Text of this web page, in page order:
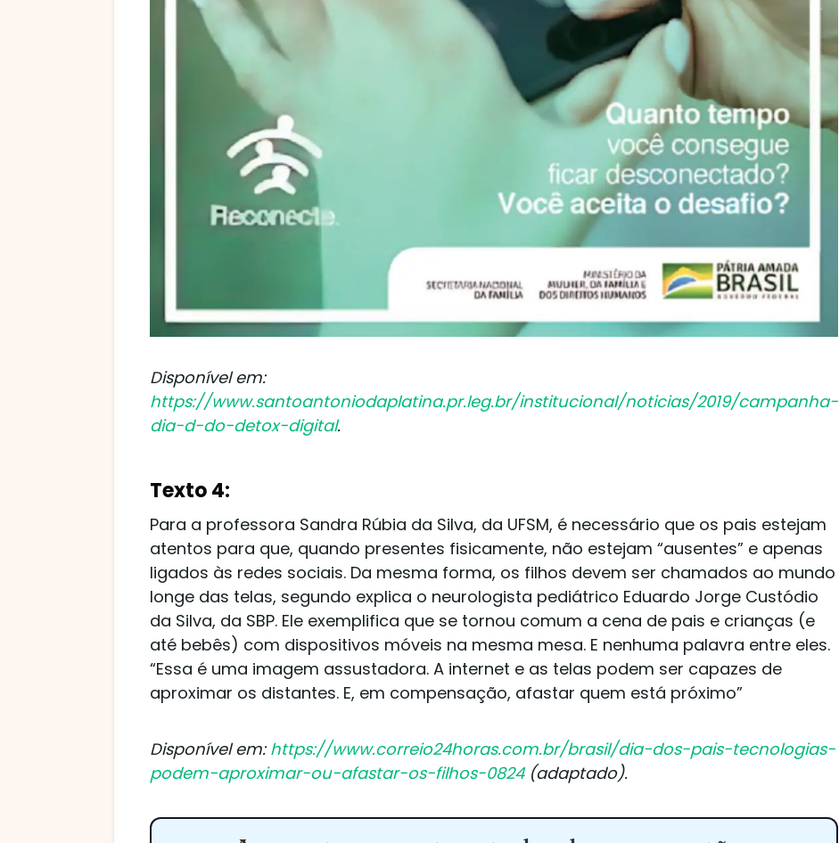
Disponível em:
https://www.santoantoniodaplatina.pr.leg.br/institucional/noticias/2019/campanha-
dia-d-do-detox-digital.
Texto 4:
Para a professora Sandra Rúbia da Silva, da UFSM, é necessário que os pais estejam
atentos para que, quando presentes fisicamente, não estejam “ausentes” e apenas
ligados às redes sociais. Da mesma forma, os filhos devem ser chamados ao mundo
longe das telas, segundo explica o neurologista pediátrico Eduardo Jorge Custódio
da Silva, da SBP. Ele exemplifica que se tornou comum a cena de pais e crianças (e
até bebês) com dispositivos móveis na mesma mesa. E nenhuma palavra entre eles.
“Essa é uma imagem assustadora. A internet e as telas podem ser capazes de
aproximar os distantes. E, em compensação, afastar quem está próximo”
Disponível em: https://www.correio24horas.com.br/brasil/dia-dos-pais-tecnologias-
podem-aproximar-ou-afastar-os-filhos-0824(adaptado).